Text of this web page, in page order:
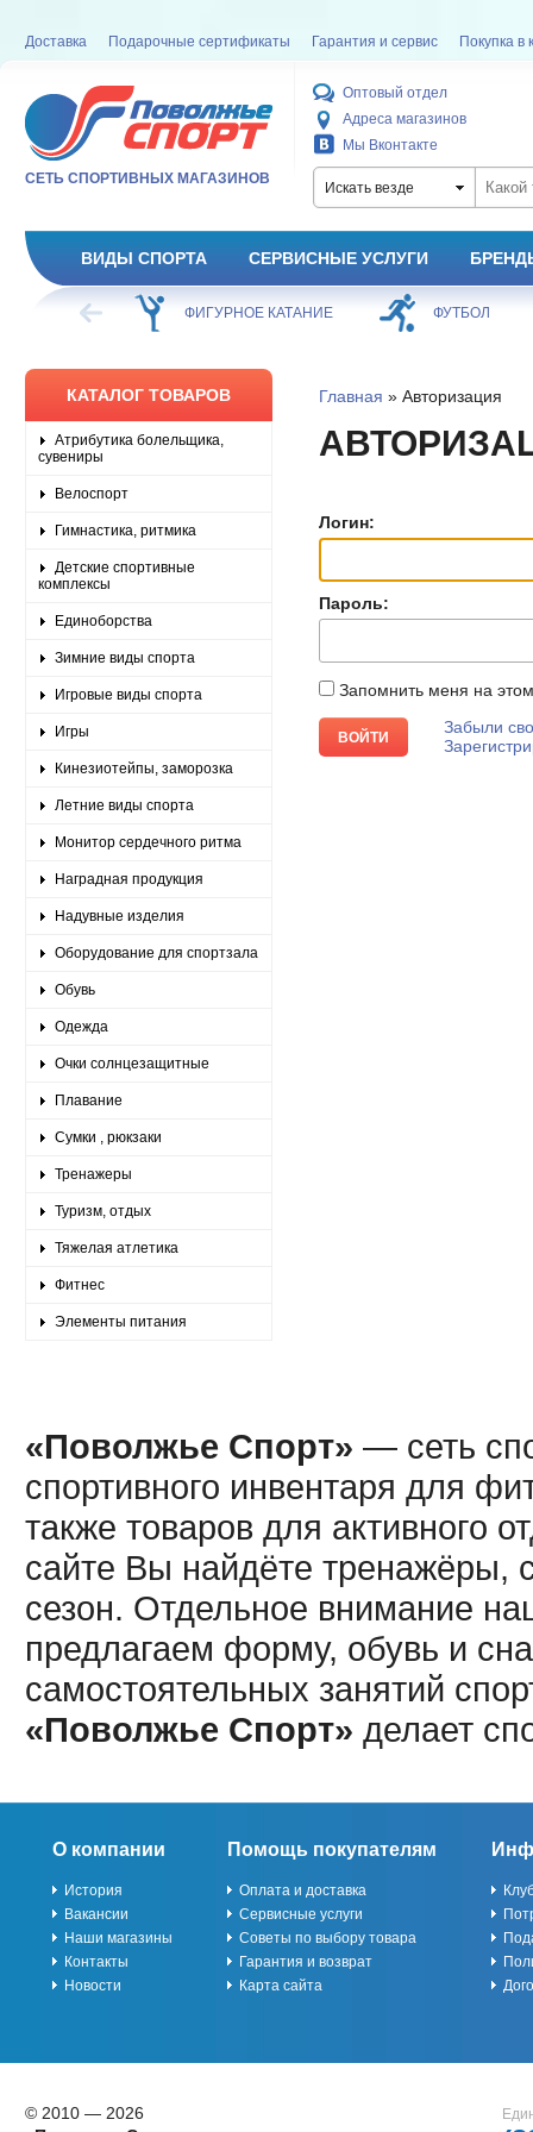
Доставка Подарочные сертификаты Гарантия и сервис Покупка в
СЕТЬ СПОРТИВНЫХ МАГАЗИНОВ
Оптовый отдел
Адреса магазинов
Мы Вконтакте
Искать везде
ВИДЫ СПОРТА СЕРВИСНЫЕ УСЛУГИ
ХОККЕЙ ФИГУРНОЕ КАТАНИЕ ФУТБОЛ
КАТАЛОГ ТОВАРОВ
Атрибутика болельщика,
сувениры
Велоспорт
Гимнастика, ритмика
Детские спортивные
комплексы
Единоборства
Зимние виды спорта
Игровые виды спорта
Игры
Кинезиотейпы, заморозка
Летние виды спорта
Монитор сердечного ритма
Наградная продукция
Надувные изделия
Оборудование для спортзала
Обувь
Одежда
Очки солнцезащитные
Плавание
Сумки , рюкзаки
Тренажеры
Туризм, отдых
Тяжелая атлетика
Фитнес
Элементы питания
Главная » Авторизация
Логин:
Пароль:
Запомнить меня на
Забыли
«Поволжье Спорт» — сеть
спортивного инвентаря для
также товаров для активного
сайте Вы найдёте тренажёры,
сезон. Отдельное внимание
предлагаем форму, обувь и
самостоятельных занятий
«Поволжье Спорт» делает
О компании
История
Вакансии
Наши магазины
Контакты
Новости
Помощь покупателям
Оплата и доставка
Сервисные услуги
Советы по выбору товара
Гарантия и возврат
Карта сайта
© 2010 — 2026